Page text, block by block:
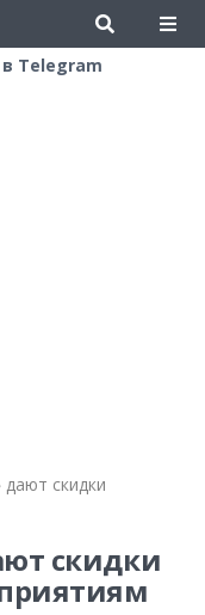
Telegram
скидки
скидки